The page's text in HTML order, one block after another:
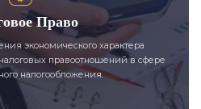
Право
экономического характера
правоотношений в сфере
налогообложения.